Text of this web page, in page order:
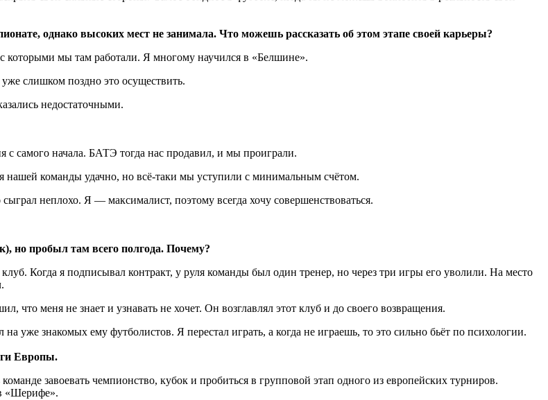
однако высоких мест не занимала. Что можешь рассказать об этом этапе своей карьеры?
мы там работали. Я многому научился в «Белшине».
слишком поздно это осуществить.
недостаточными.
самого начала. БАТЭ тогда нас продавил, и мы проиграли.
команды удачно, но всё-таки мы уступили с минимальным счётом.
неплохо. Я — максималист, поэтому всегда хочу совершенствоваться.
но пробыл там всего полгода. Почему?
Когда я подписывал контракт, у руля команды был один тренер, но через три игры его уволили. На место
что меня не знает и узнавать не хочет. Он возглавлял этот клуб и до своего возвращения.
уже знакомых ему футболистов. Я перестал играть, а когда не играешь, то это сильно бьёт по психологии.
Европы.
завоевать чемпионство, кубок и пробиться в групповой этап одного из европейских турниров.
«Шерифе».